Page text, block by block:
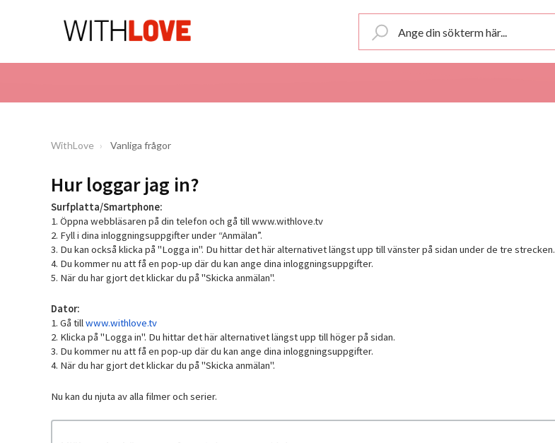
WithLove Vanliga frågor
Hur loggar jag in?
Surfplatta/Smartphone:
1. Öppna webbläsaren på din telefon och gå tillwww.withlove.tv
2. Fyll i dina inloggningsuppgifter under “Anmälan”.
3. Du kan också klicka på "Logga in". Du hittar det här alternativet längst upp till vänster på sidan under de tre strecken.
4. Du kommer nu att få en pop-up där du kan ange dina inloggningsuppgifter.
5. När du har gjort det klickar du på "Skicka anmälan".
Dator:
1. Gå tillwww.withlove.tv
2. Klicka på "Logga in". Du hittar det här alternativet längst upp till höger på sidan.
3. Du kommer nu att få en pop-up där du kan ange dina inloggningsuppgifter.
4. När du har gjort det klickar du på "Skicka anmälan".
Nu kan du njuta av alla filmer och serier.